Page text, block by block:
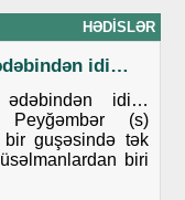
HƏDISLƏR
idi…
ədəbindən idi…
(s)
bir guşəsində tək
biri